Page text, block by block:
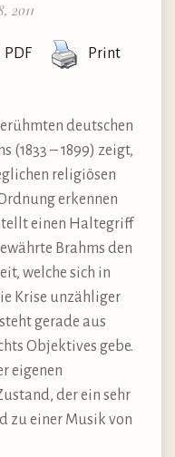
2011
PDF Print
deutschen
(1833 – 1899) zeigt,
religiösen
erkennen
einen Haltegriff
Brahms den
welche sich in
Krise unzähliger
gerade aus
Objektives gebe.
eigenen
der ein sehr
zu einer Musik von